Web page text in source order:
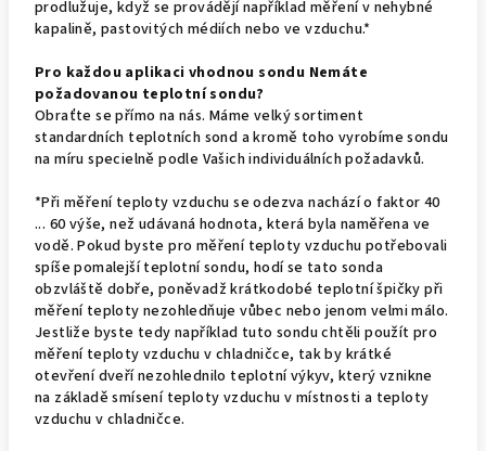
prodlužuje, když se provádějí například měření v nehybné
kapalině, pastovitých médiích nebo ve vzduchu.*
Pro každou aplikaci vhodnou sondu Nemáte
požadovanou teplotní sondu?
Obraťte se přímo na nás. Máme velký sortiment
standardních teplotních sond a kromě toho vyrobíme sondu
na míru specielně podle Vašich individuálních požadavků.
*Při měření teploty vzduchu se odezva nachází o faktor 40
... 60 výše, než udávaná hodnota, která byla naměřena ve
vodě. Pokud byste pro měření teploty vzduchu potřebovali
spíše pomalejší teplotní sondu, hodí se tato sonda
obzvláště dobře, poněvadž krátkodobé teplotní špičky při
měření teploty nezohledňuje vůbec nebo jenom velmi málo.
Jestliže byste tedy například tuto sondu chtěli použít pro
měření teploty vzduchu v chladničce, tak by krátké
otevření dveří nezohlednilo teplotní výkyv, který vznikne
na základě smísení teploty vzduchu v místnosti a teploty
vzduchu v chladničce.